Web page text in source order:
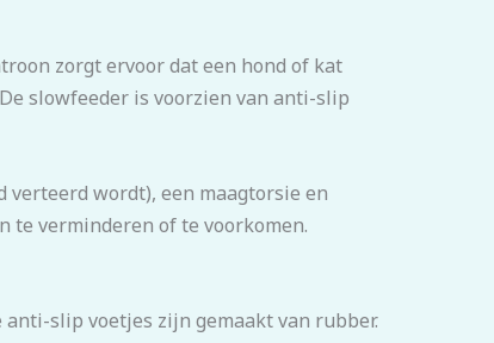
zorgt ervoor dat een hond of kat
slowfeeder is voorzien van anti-slip
verteerd wordt), een maagtorsie en
te verminderen of te voorkomen.
anti-slip voetjes zijn gemaakt van rubber.